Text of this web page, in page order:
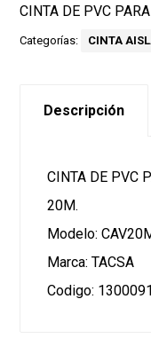
CINTA DE PVC
Categorías: CINTA
Descripción
CINTA DE PVC
20M.
Modelo:
Marca: TACSA
Codigo: